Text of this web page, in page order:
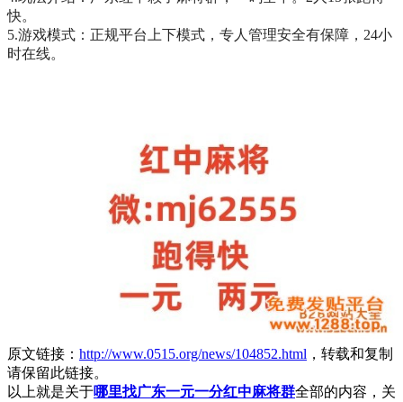
快。
5.游戏模式：正规平台上下模式，专人管理安全有保障，24小
时在线。
原文链接： http://www.0515.org/news/104852.html ，转载和复制
请保留此链接。
以上就是关于哪里找广东一元一分红中麻将群全部的内容，关